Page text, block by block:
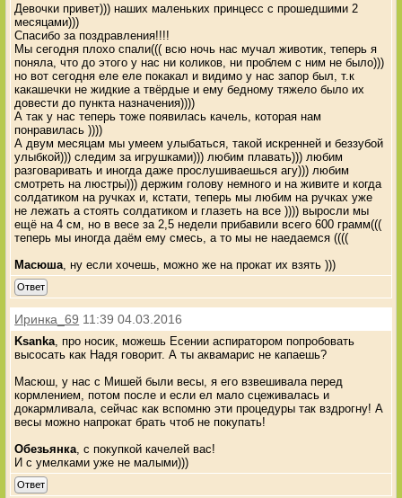
Девочки привет))) наших маленьких принцесс с прошедшими 2
месяцами)))
Спасибо за поздравления!!!!
Мы сегодня плохо спали((( всю ночь нас мучал животик, теперь я
поняла, что до этого у нас ни коликов, ни проблем с ним не было)))
но вот сегодня еле еле покакал и видимо у нас запор был, т.к
какашечки не жидкие а твёрдые и ему бедному тяжело было их
довести до пункта назначения))))
А так у нас теперь тоже появилась качель, которая нам
понравилась ))))
А двум месяцам мы умеем улыбаться, такой искренней и беззубой
улыбкой))) следим за игрушками))) любим плавать))) любим
разговаривать и иногда даже прослушиваешься агу))) любим
смотреть на люстры))) держим голову немного и на живите и когда
солдатиком на ручках и, кстати, теперь мы любим на ручках уже
не лежать а стоять солдатиком и глазеть на все )))) выросли мы
ещё на 4 см, но в весе за 2,5 недели прибавили всего 600 грамм(((
теперь мы иногда даём ему смесь, а то мы не наедаемся ((((
Масюша , ну если хочешь, можно же на прокат их взять )))
Ответ
Иринка_69 11:39 04.03.2016
Ksanka , про носик, можешь Есении аспиратором попробовать
высосать как Надя говорит. А ты аквамарис не капаешь?
Масюш, у нас с Мишей были весы, я его взвешивала перед
кормлением, потом после и если ел мало сцеживалась и
докармливала, сейчас как вспомню эти процедуры так вздрогну! А
весы можно напрокат брать чтоб не покупать!
Обезьянка , с покупкой качелей вас!
И с умелками уже не малыми)))
Ответ